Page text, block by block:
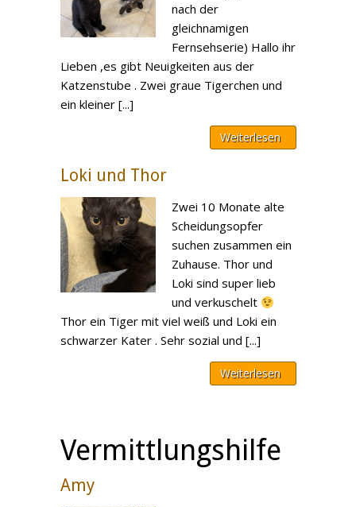
nach der
gleichnamigen
Fernsehserie) Hallo ihr
Lieben ,es gibt Neuigkeiten aus der
Katzenstube . Zwei graue Tigerchen und
ein kleiner [...]
Weiterlesen
Loki und Thor
Zwei 10 Monate alte
Scheidungsopfer
suchen zusammen ein
Zuhause. Thor und
Loki sind super lieb
und verkuschelt
Thor ein Tiger mit viel weiß und Loki ein
schwarzer Kater . Sehr sozial und [...]
Weiterlesen
Vermittlungshilfe
Amy